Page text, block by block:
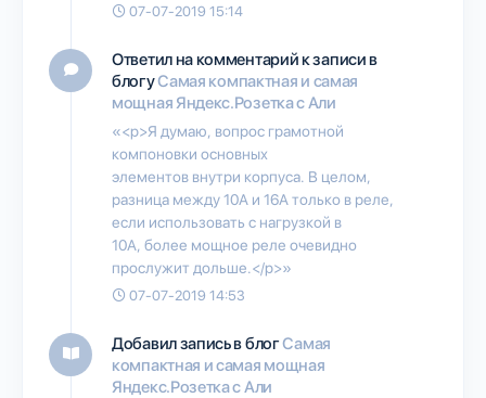
07-07-2019 15:14
Ответил на комментарий к записи в
блогуСамая компактная и самая
мощная Яндекс.Розетка с Али
«<p>Я думаю, вопрос грамотной
компоновки основных
элементов внутри корпуса. В целом,
разница между 10А и 16А только в реле,
если использовать с нагрузкой в
10А, более мощное реле очевидно
прослужит дольше.</p>»
07-07-2019 14:53
Добавил запись в блогСамая
компактная и самая мощная
Яндекс.Розетка с Али